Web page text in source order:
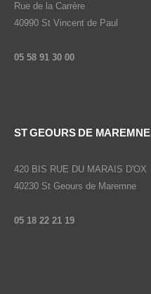
Rue de la Carrère
40990 St Vincent de Paul
05 58 91 30 00
ST GEOURS DE MAREMNE
420 BIS RUE DU MARAIS D'OX
40230 St Geours de Maremne
05 18 22 21 19